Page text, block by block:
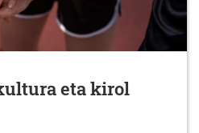
eta kirol